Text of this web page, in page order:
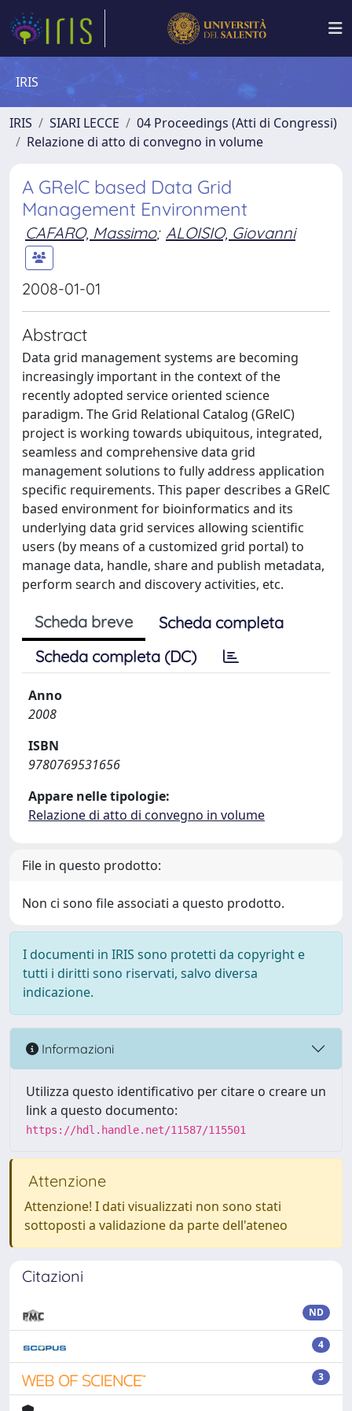
IRIS
IRIS SIARI LECCE
04 Proceedings (Atti di Congressi)
Relazione di atto di convegno in volume
A GRelC based Data Grid
Management Environment
CAFARO, Massimo; ALOISIO, Giovanni
2008-01-01
Abstract
Data grid management systems are becoming
increasingly important in the context of the
recently adopted service oriented science
paradigm. The Grid Relational Catalog (GRelC)
project is working towards ubiquitous, integrated,
seamless and comprehensive data grid
management solutions to fully address application
specific requirements. This paper describes a GRelC
based environment for bioinformatics and its
underlying data grid services allowing scientific
users (by means of a customized grid portal) to
manage data, handle, share and publish metadata,
perform search and discovery activities, etc.
Scheda breve
Scheda completa
Scheda completa (DC)
Anno
2008
ISBN
9780769531656
Appare nelle tipologie:
Relazione di atto di convegno in volume
File in questo prodotto:
Non ci sono file associati a questo prodotto.
I documenti in IRIS sono protetti da copyright e
tutti i diritti sono riservati, salvo diversa
indicazione.
Informazioni
Utilizza questo identificativo per citare o creare un
link a questo documento:
https://hdl.handle.net/11587/115501
Attenzione
Attenzione! I dati visualizzati non sono stati
sottoposti a validazione da parte dell'ateneo
Citazioni
ND
4
3